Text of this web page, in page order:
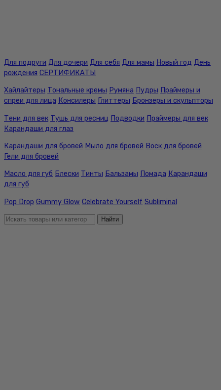
Для подруги Для дочери Для себя Для мамы Новый год День
рождения СЕРТИФИКАТЫ
Хайлайтеры Тональные кремы Румяна Пудры Праймеры и
спреи для лица Консилеры Глиттеры Бронзеры и скульпторы
Тени для век Тушь для ресниц Подводки Праймеры для век
Карандаши для глаз
Карандаши для бровей Мыло для бровей Воск для бровей
Гели для бровей
Масло для губ Блески Тинты Бальзамы Помада Карандаши
для губ
Pop Drop Gummy Glow Celebrate Yourself Subliminal
Найти